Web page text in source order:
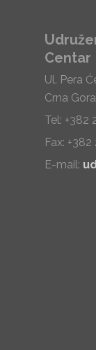
Centar
Ul. Pera
Crna Gora
Tel: +382
Fax:
E-mail: